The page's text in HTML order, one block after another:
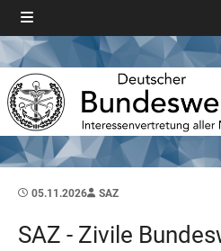
05.11.2026 SAZ
SAZ - Zivile